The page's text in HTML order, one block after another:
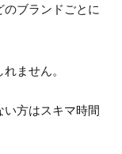
ブランドごとに
ません。
い方はスキマ時間